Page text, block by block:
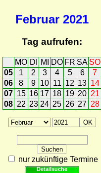
Februar 2021
Tag aufrufen:
MO DI MI DO FR SA SO
05
1 2 3 4 5 6
7
06
8 9 10 11 12 13 14
07 15 16 17 18 19 20 21
08 22 23 24 25 26 27 28
nur zukünftige Termine
Detailsuche